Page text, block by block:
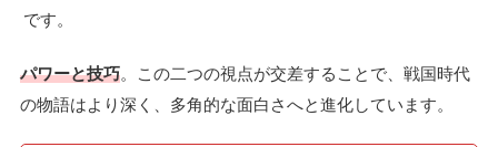
です。
パワーと技巧。この二つの視点が交差することで、戦国時代
の物語はより深く、多角的な面白さへと進化しています。